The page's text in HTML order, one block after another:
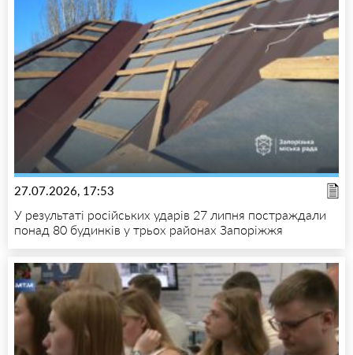
27.07.2026, 17:53
У результаті російських ударів 27 липня постраждали
понад 80 будинків у трьох районах Запоріжжя